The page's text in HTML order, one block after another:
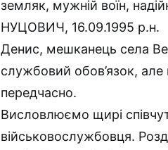
земляк, мужній воїн,
НУЦОВИЧ, 16.09.1995 р.н.
Денис, мешканець села
службовий обов’язок,
передчасно.
Висловлюємо щирі
військовослужбовця.